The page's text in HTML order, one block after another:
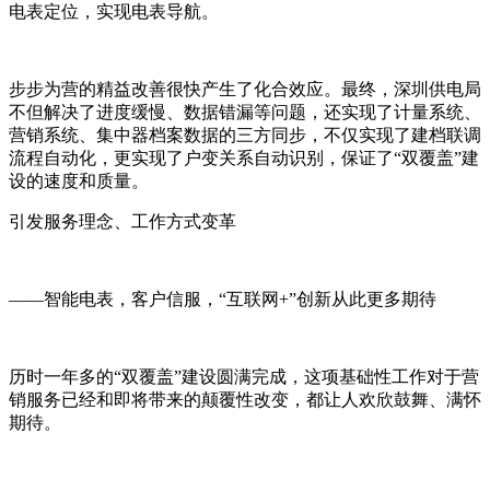
电表定位，实现电表导航。
步步为营的精益改善很快产生了化合效应。最终，深圳供电局
不但解决了进度缓慢、数据错漏等问题，还实现了计量系统、
营销系统、集中器档案数据的三方同步，不仅实现了建档联调
流程自动化，更实现了户变关系自动识别，保证了“双覆盖”建
设的速度和质量。
引发服务理念、工作方式变革
——智能电表，客户信服，“互联网+”创新从此更多期待
历时一年多的“双覆盖”建设圆满完成，这项基础性工作对于营
销服务已经和即将带来的颠覆性改变，都让人欢欣鼓舞、满怀
期待。